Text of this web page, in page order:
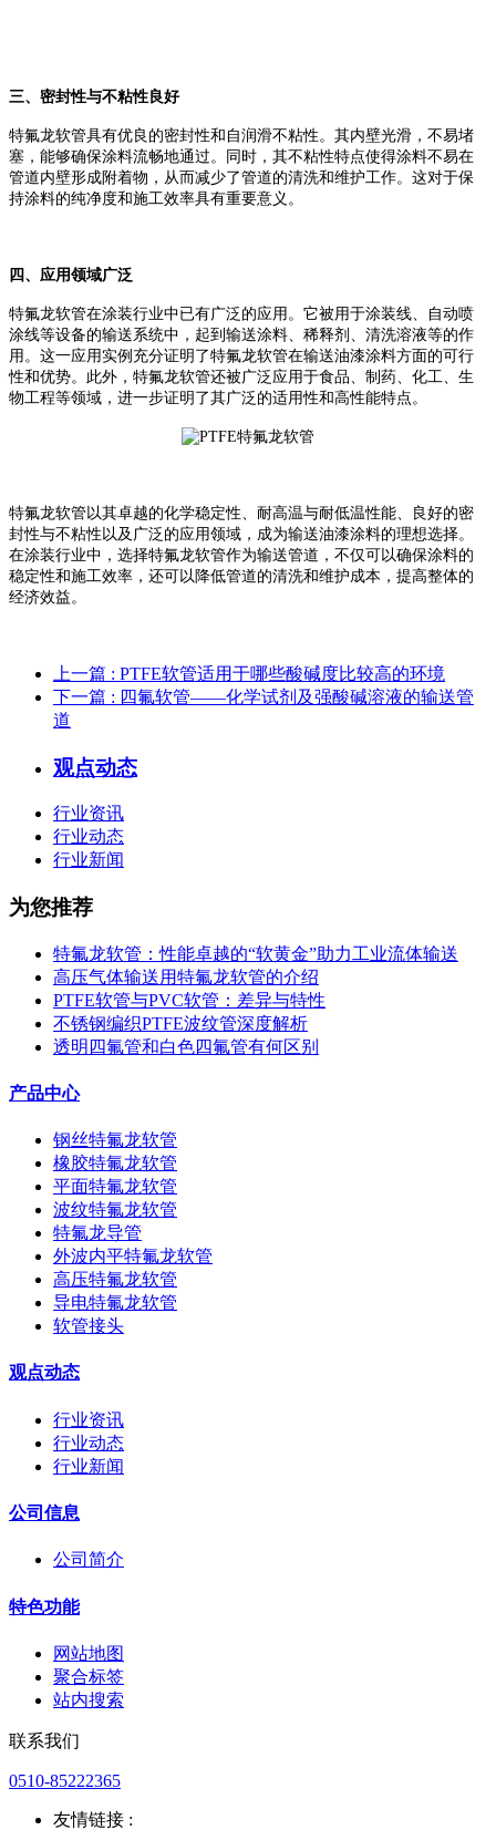
三、密封性与不粘性良好
特氟龙软管具有优良的密封性和自润滑不粘性。其内壁光滑，不易堵
塞，能够确保涂料流畅地通过。同时，其不粘性特点使得涂料不易在
管道内壁形成附着物，从而减少了管道的清洗和维护工作。这对于保
持涂料的纯净度和施工效率具有重要意义。
四、应用领域广泛
特氟龙软管在涂装行业中已有广泛的应用。它被用于涂装线、自动喷
涂线等设备的输送系统中，起到输送涂料、稀释剂、清洗溶液等的作
用。这一应用实例充分证明了特氟龙软管在输送油漆涂料方面的可行
性和优势。此外，特氟龙软管还被广泛应用于食品、制药、化工、生
物工程等领域，进一步证明了其广泛的适用性和高性能特点。
特氟龙软管以其卓越的化学稳定性、耐高温与耐低温性能、良好的密
封性与不粘性以及广泛的应用领域，成为输送油漆涂料的理想选择。
在涂装行业中，选择特氟龙软管作为输送管道，不仅可以确保涂料的
稳定性和施工效率，还可以降低管道的清洗和维护成本，提高整体的
经济效益。
上一篇 : PTFE软管适用于哪些酸碱度比较高的环境
下一篇 : 四氟软管——化学试剂及强酸碱溶液的输送管
道
观点动态
行业资讯
行业动态
行业新闻
为您推荐
特氟龙软管：性能卓越的“软黄金”助力工业流体输送
高压气体输送用特氟龙软管的介绍
PTFE软管与PVC软管：差异与特性
不锈钢编织PTFE波纹管深度解析
透明四氟管和白色四氟管有何区别
产品中心
钢丝特氟龙软管
橡胶特氟龙软管
平面特氟龙软管
波纹特氟龙软管
特氟龙导管
外波内平特氟龙软管
高压特氟龙软管
导电特氟龙软管
软管接头
观点动态
行业资讯
行业动态
行业新闻
公司信息
公司简介
特色功能
网站地图
聚合标签
站内搜索
联系我们
0510-85222365
友情链接 :